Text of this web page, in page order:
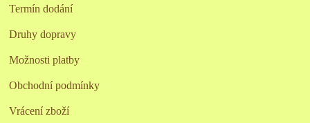
Termín dodání
Druhy dopravy
Možnosti platby
Obchodní podmínky
Vrácení zboží